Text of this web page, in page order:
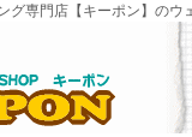
グ専門店【キーポン】のウ